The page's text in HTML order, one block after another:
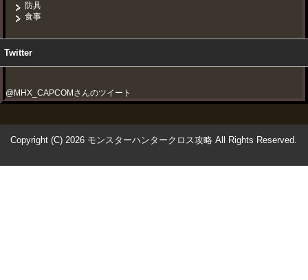
防具
食事
Twitter
@MHX_CAPCOMさんのツイート
Copyright (C) 2026 モンスターハンタークロス攻略 All Rights Reserved.